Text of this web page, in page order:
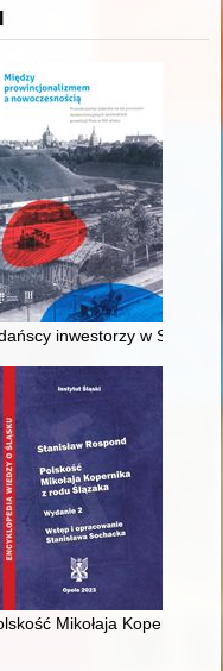
drawskiego od
inwestorzy w
w XVI-
Mikołaja Kopernika z